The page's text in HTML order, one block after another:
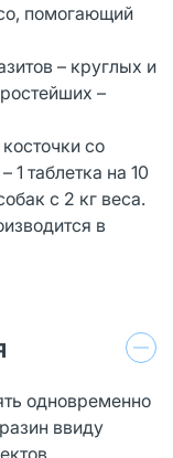
помогающий
– круглых и
–
со
1 таблетка на 10
с 2 кг веса.
в
одновременно
ввиду